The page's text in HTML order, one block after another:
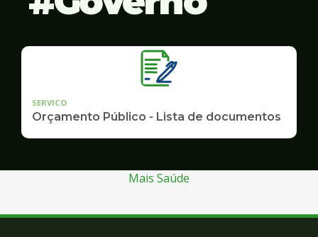
SERVICO
Orçamento Público - Lista de documentos
Mais Saúde